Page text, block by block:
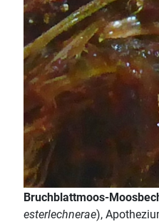
Bruchblattmoos-
esterlechnerae),